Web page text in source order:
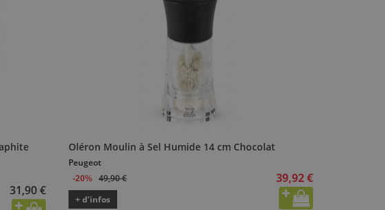
31,90 €
Oléron Moulin à Sel Humide 14 cm Chocolat
Peugeot
-20% 49,90 € 39,92 €
+ d’infos